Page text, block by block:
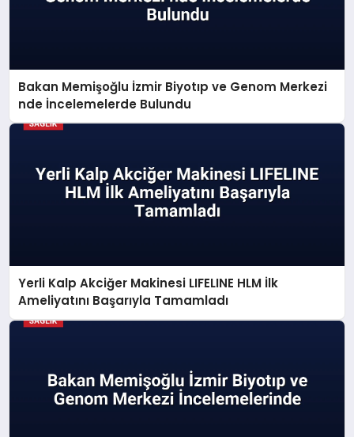
Bakan Memişoğlu İzmir Biyotıp ve Genom Merkezi
nde İncelemelerde Bulundu
Yerli Kalp Akciğer Makinesi LIFELINE HLM İlk
Ameliyatını Başarıyla Tamamladı